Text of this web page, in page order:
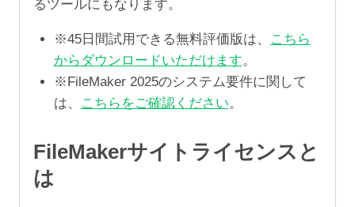
るツールにもなります。
※45日間試用できる無料評価版は、
こちら
からダウンロードいただけます。
※FileMaker 2025のシステム要件に関して
は、
こちらをご確認ください。
FileMakerサイトライセンスと
は